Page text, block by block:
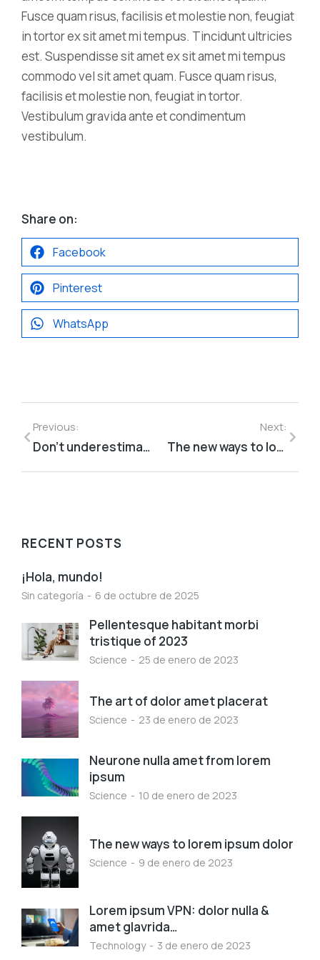
Fusce quam risus, facilisis et molestie non, feugiat
in tortor ex sit amet mi tempus. Tincidunt ultricies
est. Suspendisse sit amet ex sit amet mi tempus
commodo vel sit amet quam. Fusce quam risus,
facilisis et molestie non, feugiat in tortor.
Vestibulum gravida ante et condimentum
vestibulum.
Share on:
Facebook
Pinterest
WhatsApp
Previous:
Don’t underestimate the lorem ipsum dolor amet
Next:
The new ways to lorem ipsum dolor
RECENT POSTS
¡Hola, mundo!
Sin categoría 6 de octubre de 2025
Pellentesque habitant morbi
tristique of 2023
Science 25 de enero de 2023
The art of dolor amet placerat
Science 23 de enero de 2023
Neurone nulla amet from lorem
ipsum
Science 10 de enero de 2023
The new ways to lorem ipsum dolor
Science 9 de enero de 2023
Lorem ipsum VPN: dolor nulla &
amet glavrida…
Technology 3 de enero de 2023